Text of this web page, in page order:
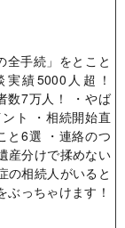
全手続」をとこと
績5000人超！
数7万人！ ・やば
ト ・相続開始直
と6選 ・連絡のつ
産分けで揉めない
の相続人がいると
ぶっちゃけます！